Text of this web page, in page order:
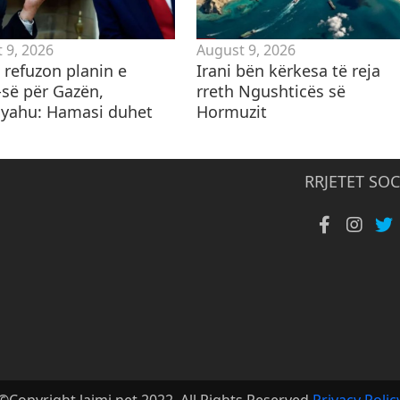
9, 2026
refuzon planin e
për Gazën,
Hamasi duhet
August 9, 2026
​Irani bën kërkesa të reja
rreth Ngushticës së
Hormuzit
RRJETET